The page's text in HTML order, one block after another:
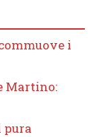
i
Martino:
pura